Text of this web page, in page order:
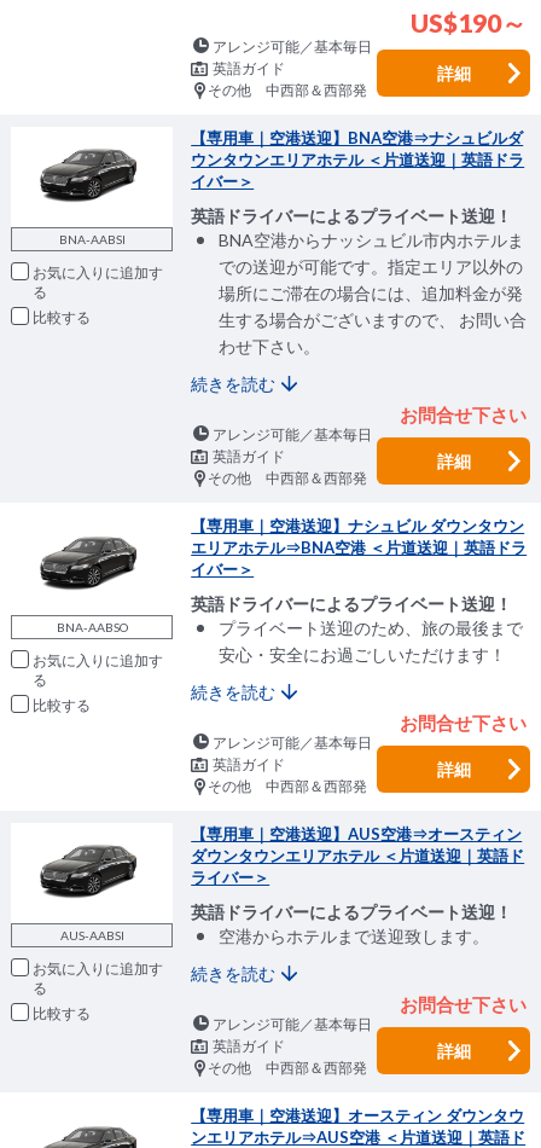
US$190～
アレンジ可能／基本毎日
英語ガイド
その他 中西部＆西部発
詳細
BNA-AABSI
お気に入りに追加
比較
【専用車｜空港送迎】BNA空港⇒ナシュビルダ
ウンタウンエリアホテル ＜片道送迎｜英語ドラ
イバー＞
英語ドライバーによるプライベート送迎！
BNA空港からナッシュビル市内ホテルま
での送迎が可能です。指定エリア以外の
場所にご滞在の場合には、追加料金が発
生する場合がございますので、 お問い合
わせ下さい。
続きを読む
お問合せ下さい
アレンジ可能／基本毎日
英語ガイド
その他 中西部＆西部発
詳細
BNA-AABSO
お気に入りに追加
比較
【専用車｜空港送迎】ナシュビル ダウンタウン
エリアホテル⇒BNA空港 ＜片道送迎｜英語ドラ
イバー＞
英語ドライバーによるプライベート送迎！
プライベート送迎のため、旅の最後まで
安心・安全にお過ごしいただけます！
続きを読む
お問合せ下さい
アレンジ可能／基本毎日
英語ガイド
その他 中西部＆西部発
詳細
AUS-AABSI
お気に入りに追加
比較
【専用車｜空港送迎】AUS空港⇒オースティン
ダウンタウンエリアホテル ＜片道送迎｜英語ド
ライバー＞
英語ドライバーによるプライベート送迎！
空港からホテルまで送迎致します。
続きを読む
お問合せ下さい
アレンジ可能／基本毎日
英語ガイド
その他 中西部＆西部発
詳細
【専用車｜空港送迎】オースティン ダウンタウ
ンエリアホテル⇒AUS空港 ＜片道送迎｜英語ド